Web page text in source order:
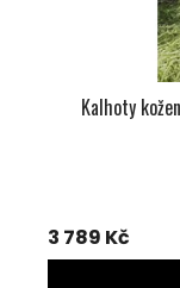
Kalhoty
3 789 Kč